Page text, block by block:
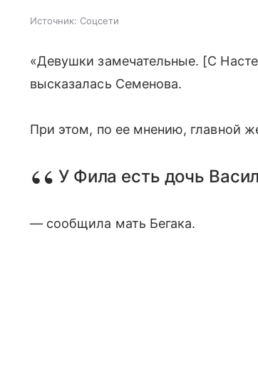
Источник: Соцсети
«Девушки замечательные. [С
высказалась Семенова.
При этом, по ее мнению, главной
У Фила есть дочь
— сообщила мать Бегака.